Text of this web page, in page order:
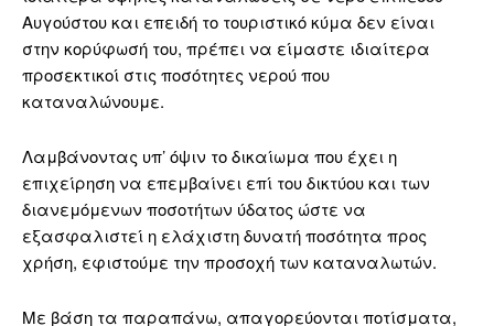
Αυγούστου και επειδή το τουριστικό κύμα δεν είναι
στην κορύφωσή του, πρέπει να είμαστε ιδιαίτερα
προσεκτικοί στις ποσότητες νερού που
καταναλώνουμε.
Λαμβάνοντας υπ’ όψιν το δικαίωμα που έχει η
επιχείρηση να επεμβαίνει επί του δικτύου και των
διανεμόμενων ποσοτήτων ύδατος ώστε να
εξασφαλιστεί η ελάχιστη δυνατή ποσότητα προς
χρήση, εφιστούμε την προσοχή των καταναλωτών.
Με βάση τα παραπάνω, απαγορεύονται ποτίσματα,